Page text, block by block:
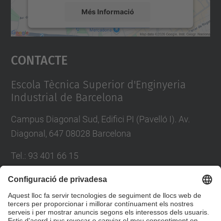
Més Informació
Accepta
powered by
Contacte
Escola Tècnica Superior d'Enginyeria
Industrial de Barcelona
Campus Diagonal Sud, Edifici PI (Pavelló I). Av.
Diagonal, 647 08028 Barcelona
Tel. : 93 401 66 15
E-mail:escola.etseib@upc.edu
Directori UPC